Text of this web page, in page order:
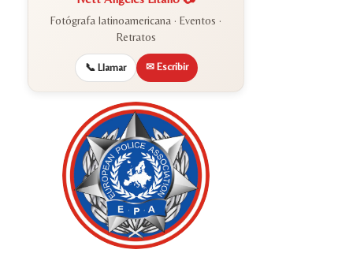
Fotógrafa latinoamericana · Eventos ·
Retratos
📞 Llamar ✉ Escribir